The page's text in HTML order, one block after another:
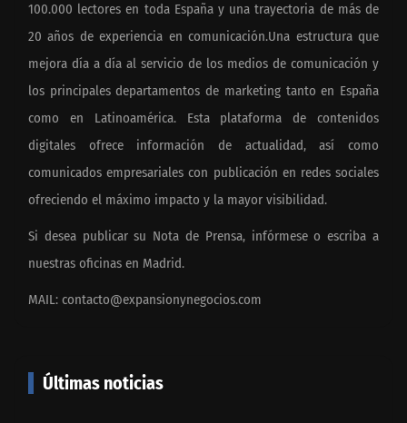
100.000 lectores en toda España y una trayectoria de más de
20 años de experiencia en comunicación.Una estructura que
mejora día a día al servicio de los medios de comunicación y
los principales departamentos de marketing tanto en España
como en Latinoamérica. Esta plataforma de contenidos
digitales ofrece información de actualidad, así como
comunicados empresariales con publicación en redes sociales
ofreciendo el máximo impacto y la mayor visibilidad.
Si desea publicar su Nota de Prensa, infórmese o escriba a
nuestras oficinas en Madrid.
MAIL: contacto@expansionynegocios.com
Últimas noticias